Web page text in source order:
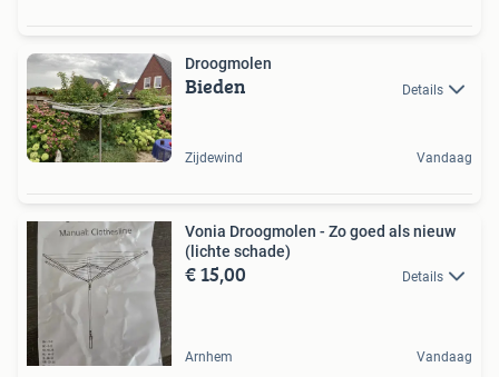
Droogmolen
Bieden Details
Zijdewind Vandaag
Vonia Droogmolen - Zo goed als nieuw
(lichte schade)
€ 15,00 Details
Arnhem Vandaag